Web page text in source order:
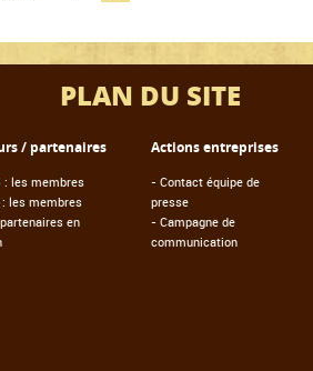
PLAN DU SITE
/ partenaires
: les membres
: les membres
en
Actions entreprises
- Contact équipe de
presse
- Campagne de
communication